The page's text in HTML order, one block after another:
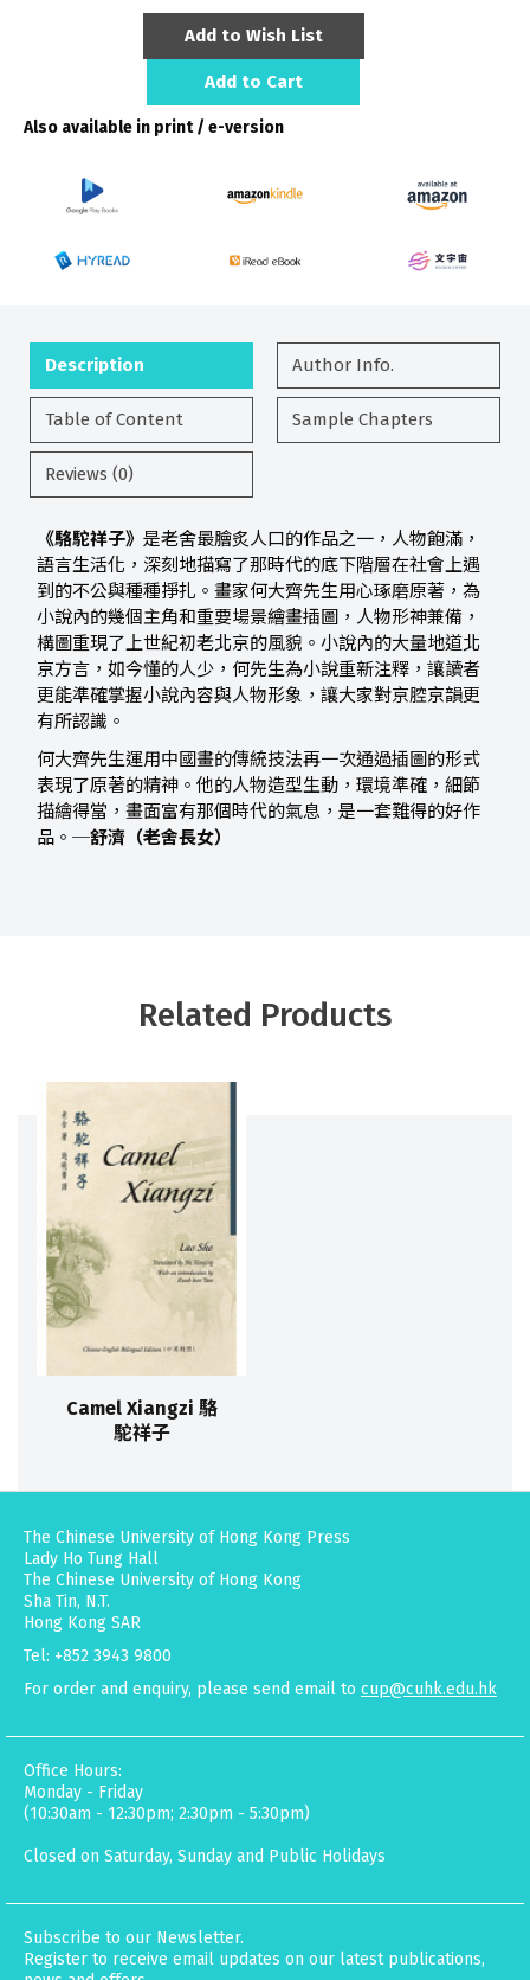
Add to Wish List
Add to Cart
Also available in print / e-version
Description Author Info.
Table of Content Sample Chapters
Reviews (0)
《駱駝祥子》 是老舍最膾炙人口的作品之一，人物飽滿，
語言生活化，深刻地描寫了那時代的底下階層在社會上遇
到的不公與種種掙扎。畫家何大齊先生用心琢磨原著，為
小說內的幾個主角和重要場景繪畫插圖，人物形神兼備，
構圖重現了上世紀初老北京的風貌。小說內的大量地道北
京方言，如今懂的人少，何先生為小說重新注釋，讓讀者
更能準確掌握小說內容與人物形象，讓大家對京腔京韻更
有所認識。
何大齊先生運用中國畫的傳統技法再一次通過插圖的形式
表現了原著的精神。他的人物造型生動，環境準確，細節
描繪得當，畫面富有那個時代的氣息，是一套難得的好作
品。 ─舒濟（老舍長女）
Related Products
Camel Xiangzi 駱
駝祥子
The Chinese University of Hong Kong Press
Lady Ho Tung Hall
The Chinese University of Hong Kong
Sha Tin, N.T.
Hong Kong SAR
Tel: +852 3943 9800
For order and enquiry, please send email to cup@cuhk.edu.hk
Office Hours:
Monday - Friday
(10:30am - 12:30pm; 2:30pm - 5:30pm)
Closed on Saturday, Sunday and Public Holidays
Subscribe to our Newsletter.
Register to receive email updates on our latest publications,